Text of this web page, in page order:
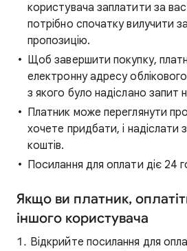
користувача заплатити за
потрібно спочатку вилучити
пропозицію.
Щоб завершити покупку,
електронну адресу
з якого було надіслано запит
Платник може переглянути
хочете придбати, і надіслати
коштів.
Посилання для оплати діє 24
Якщо ви платник,
іншого користувача
Відкрийте посилання для